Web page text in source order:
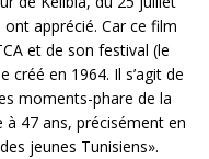
apprécié. Car ce film
et de son festival (le
créé en 1964. Il s’agit de
moments-phare de la
47 ans, précisément en
jeunes Tunisiens».